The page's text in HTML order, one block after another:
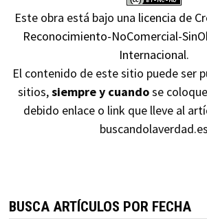
Este obra está bajo una licencia de
Reconocimiento-NoComercial-
Internacional.
El contenido de este sitio puede ser
sitios,siempre y cuandose
debido enlace o link que lleve al
buscandolaverdad.es
BUSCA ARTÍCULOS POR FECHA